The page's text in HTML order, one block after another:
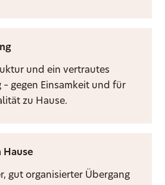
und ein vertrautes
– gegen Einsamkeit und für
zu Hause.
Hause
gut organisierter Übergang